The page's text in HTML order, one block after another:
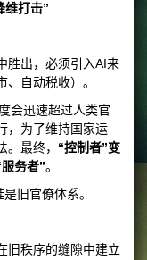
维打击”
胜出，必须引入AI来
自动税收）。
会迅速超过人类官
，为了维持国家运
最终， “控制者”变
务者”。
旧官僚体系。
旧秩序的缝隙中建立